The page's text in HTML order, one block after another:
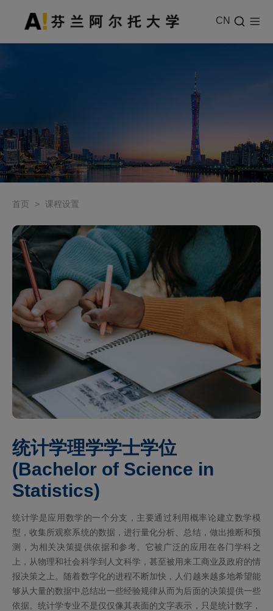
CN
首页 > 课程设置
统计学理学学士学位
(Bachelor of Science in
Statistics)
统计学是应用数学的一个分支，主要通过利用概率论建立数学模
型，收集所观察系统的数据，进行量化分析、总结，做出推断和预
测，为相关决策提供依据和参考。它被广泛的应用在各门学科之
上，从物理和社会科学到人文科学，甚至被用来工商业及政府的情
报决策之上。随着数字化的进程不断加快，人们越来越多地希望能
够从大量的数据中总结出一些经验规律从而为后面的决策提供一些
依据。统计学专业不是仅仅像其表面的文字表示，只是统计数字，